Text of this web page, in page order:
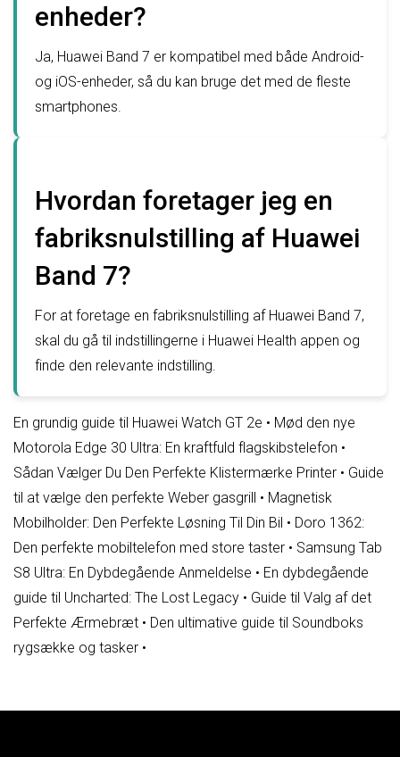
enheder?
Ja, Huawei Band 7 er kompatibel med både Android-
og iOS-enheder, så du kan bruge det med de fleste
smartphones.
Hvordan foretager jeg en
fabriksnulstilling af Huawei
Band 7?
For at foretage en fabriksnulstilling af Huawei Band 7,
skal du gå til indstillingerne i Huawei Health appen og
finde den relevante indstilling.
En grundig guide til Huawei Watch GT 2e • Mød den nye
Motorola Edge 30 Ultra: En kraftfuld flagskibstelefon •
Sådan Vælger Du Den Perfekte Klistermærke Printer • Guide
til at vælge den perfekte Weber gasgrill • Magnetisk
Mobilholder: Den Perfekte Løsning Til Din Bil • Doro 1362:
Den perfekte mobiltelefon med store taster • Samsung Tab
S8 Ultra: En Dybdegående Anmeldelse • En dybdegående
guide til Uncharted: The Lost Legacy • Guide til Valg af det
Perfekte Ærmebræt • Den ultimative guide til Soundboks
rygsække og tasker •